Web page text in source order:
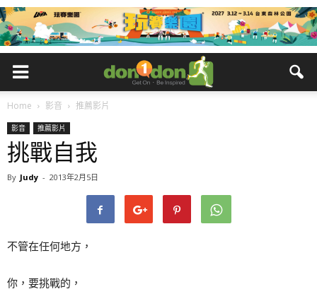
Home 影音 推薦影片
影音 推薦影片
挑戰自我
By Judy - 2013年2月5日
不管在任何地方，
你，要挑戰的，